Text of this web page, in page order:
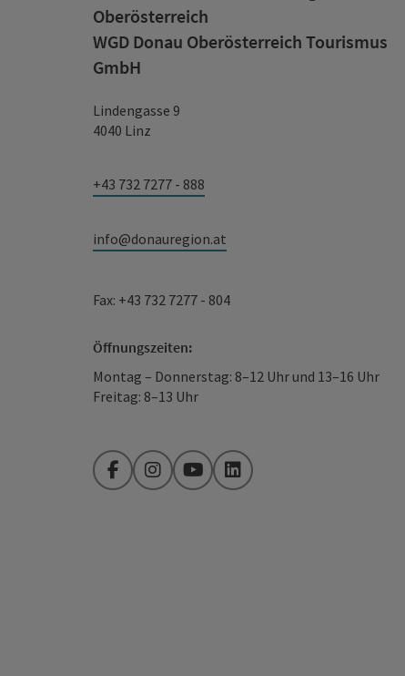
Oberösterreich
WGD Donau Oberösterreich Tourismus
GmbH
Lindengasse 9
4040 Linz
+43 732 7277 - 888
info@donauregion.at
Fax: +43 732 7277 - 804
Öffnungszeiten:
Montag – Donnerstag: 8–12 Uhr und 13–16 Uhr
Freitag: 8–13 Uhr
FacebookInstagramYouTubeLinkedIn